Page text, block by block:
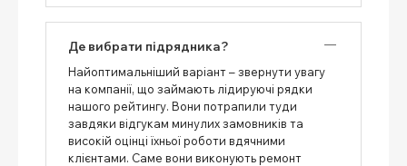
Де вибрати підрядника?
Найоптимальніший варіант – звернути увагу
на компанії, що займають лідируючі рядки
нашого рейтингу. Вони потрапили туди
завдяки відгукам минулих замовників та
високій оцінці їхньої роботи вдячними
клієнтами. Саме вони виконують ремонт